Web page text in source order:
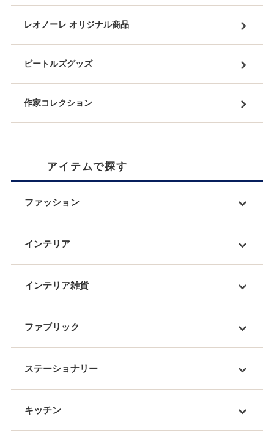
レオノーレ オリジナル商品
ビートルズグッズ
作家コレクション
アイテムで探す
ファッション
インテリア
インテリア雑貨
ファブリック
ステーショナリー
キッチン